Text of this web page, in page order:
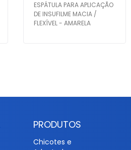
ESPÁTULA PARA APLICAÇÃO
DE INSUFILME MACIA /
FLEXÍVEL - AMARELA
PRODUTOS
Chicotes e